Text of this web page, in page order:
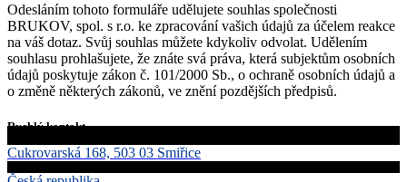
Odesláním tohoto formuláře udělujete souhlas společnosti
BRUKOV, spol. s r.o. ke zpracování vašich údajů za účelem reakce
na váš dotaz. Svůj souhlas můžete kdykoliv odvolat. Udělením
souhlasu prohlašujete, že znáte svá práva, která subjektům osobních
údajů poskytuje zákon č. 101/2000 Sb., o ochraně osobních údajů a
o změně některých zákonů, ve znění pozdějších předpisů.
Rychlý kontakt
Cukrovarská 168, 503 03 Smiřice